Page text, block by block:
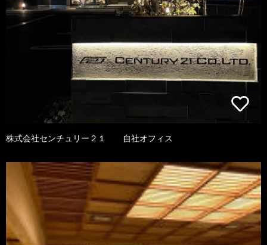
株式会社センチュリー２１ 自社オフィス